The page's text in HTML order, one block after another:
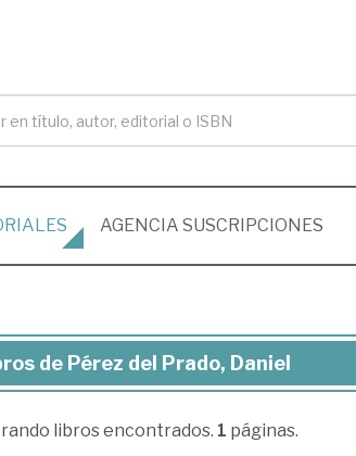
AGENCIA SUSCRIPCIONES
de Pérez del Prado, Daniel
libros encontrados. 1 páginas.